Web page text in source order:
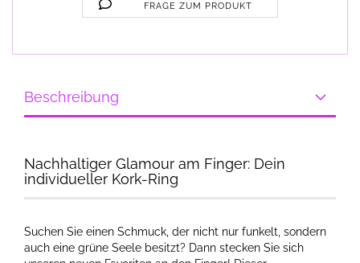
FRAGE ZUM PRODUKT
Beschreibung
Nachhaltiger Glamour am Finger: Dein
individueller Kork-Ring
Suchen Sie einen Schmuck, der nicht nur funkelt, sondern
auch eine grüne Seele besitzt? Dann stecken Sie sich